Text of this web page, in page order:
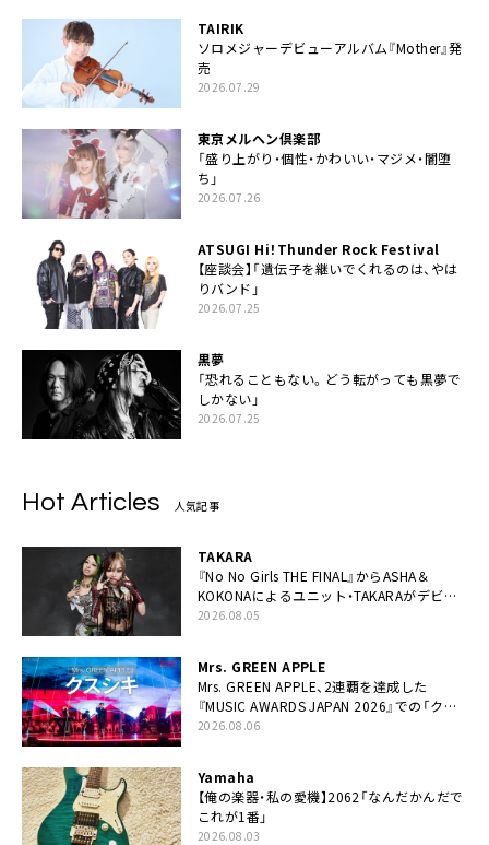
TAIRIK
ソロメジャーデビューアルバム『Mother』発
売
2026.07.29
東京メルヘン倶楽部
「盛り上がり・個性・かわいい・マジメ・闇堕
ち」
2026.07.26
ATSUGI Hi！Thunder Rock Festival
【座談会】「遺伝子を継いでくれるのは、やは
りバンド」
2026.07.25
黒夢
「恐れることもない。どう転がっても黒夢で
しかない」
2026.07.25
Hot Articles 人気記事
TAKARA
『No No Girls THE FINAL』からASHA＆
KOKONAによるユニット・TAKARAがデビュ
ー
2026.08.05
Mrs. GREEN APPLE
Mrs. GREEN APPLE、2連覇を達成した
『MUSIC AWARDS JAPAN 2026』での「クス
シキ」ライブパフォーマンスをYouTube公開
2026.08.06
Yamaha
【俺の楽器・私の愛機】2062「なんだかんだで
これが1番」
2026.08.03